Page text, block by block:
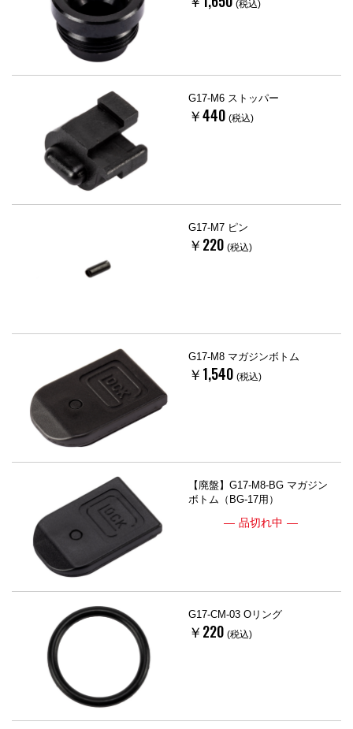
(税込)
G17-M6 ストッパー
￥440 (税込)
G17-M7 ピン
￥220 (税込)
G17-M8 マガジンボトム
￥1,540 (税込)
【廃盤】G17-M8-BG マガジン
ボトム（BG-17用）
品切れ中
G17-CM-03 Oリング
￥220 (税込)